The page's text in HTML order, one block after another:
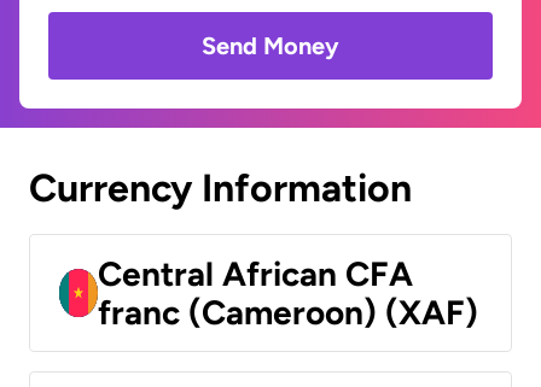
Send Money
Currency Information
Central African CFA
franc (Cameroon) (XAF)